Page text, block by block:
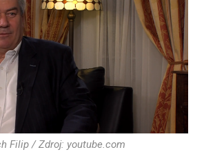
Filip / Zdroj: youtube.com